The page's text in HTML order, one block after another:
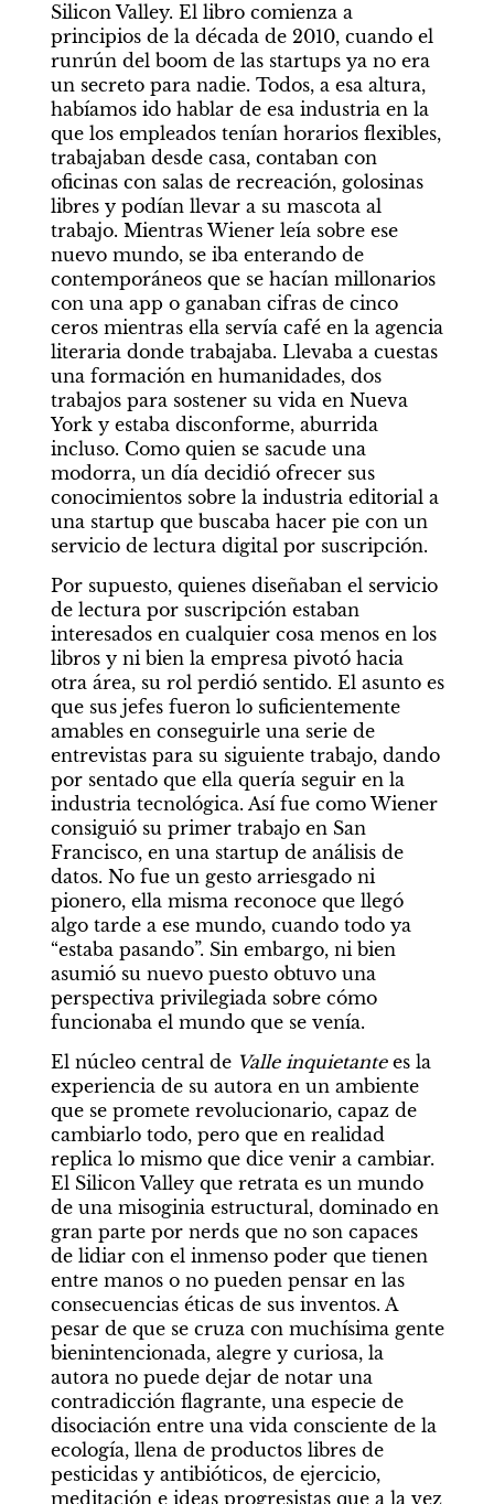
Silicon Valley. El libro comienza a
principios de la década de 2010, cuando el
runrún del boom de las startups ya no era
un secreto para nadie. Todos, a esa altura,
habíamos ido hablar de esa industria en la
que los empleados tenían horarios flexibles,
trabajaban desde casa, contaban con
oficinas con salas de recreación, golosinas
libres y podían llevar a su mascota al
trabajo. Mientras Wiener leía sobre ese
nuevo mundo, se iba enterando de
contemporáneos que se hacían millonarios
con una app o ganaban cifras de cinco
ceros mientras ella servía café en la agencia
literaria donde trabajaba. Llevaba a cuestas
una formación en humanidades, dos
trabajos para sostener su vida en Nueva
York y estaba disconforme, aburrida
incluso. Como quien se sacude una
modorra, un día decidió ofrecer sus
conocimientos sobre la industria editorial a
una startup que buscaba hacer pie con un
servicio de lectura digital por suscripción.
Por supuesto, quienes diseñaban el servicio
de lectura por suscripción estaban
interesados en cualquier cosa menos en los
libros y ni bien la empresa pivotó hacia
otra área, su rol perdió sentido. El asunto es
que sus jefes fueron lo suficientemente
amables en conseguirle una serie de
entrevistas para su siguiente trabajo, dando
por sentado que ella quería seguir en la
industria tecnológica. Así fue como Wiener
consiguió su primer trabajo en San
Francisco, en una startup de análisis de
datos. No fue un gesto arriesgado ni
pionero, ella misma reconoce que llegó
algo tarde a ese mundo, cuando todo ya
“estaba pasando”. Sin embargo, ni bien
asumió su nuevo puesto obtuvo una
perspectiva privilegiada sobre cómo
funcionaba el mundo que se venía.
El núcleo central de Valle inquietante es la
experiencia de su autora en un ambiente
que se promete revolucionario, capaz de
cambiarlo todo, pero que en realidad
replica lo mismo que dice venir a cambiar.
El Silicon Valley que retrata es un mundo
de una misoginia estructural, dominado en
gran parte por nerds que no son capaces
de lidiar con el inmenso poder que tienen
entre manos o no pueden pensar en las
consecuencias éticas de sus inventos. A
pesar de que se cruza con muchísima gente
bienintencionada, alegre y curiosa, la
autora no puede dejar de notar una
contradicción flagrante, una especie de
disociación entre una vida consciente de la
ecología, llena de productos libres de
pesticidas y antibióticos, de ejercicio,
meditación e ideas progresistas que a la vez